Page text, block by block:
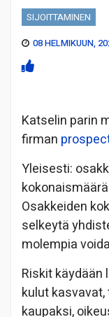
SIJOITTAMINEN
08 HELMIKUUN,
Katselin parin
firman
Yleisesti:
Osakkeiden
selkeytä
molempia
Riskit käydään
kulut
kaupaksi,